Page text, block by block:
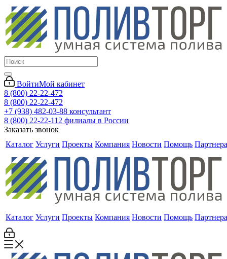
ВойтиМой кабинет
8 (800) 22-22-472
8 (800) 22-22-472
+7 (938) 482-03-88 консультант
8 (800) 22-22-112 филиалы в России
Заказать звонок
Каталог Услуги Проекты Компания Новости Помощь
Каталог Услуги Проекты Компания Новости Помощь